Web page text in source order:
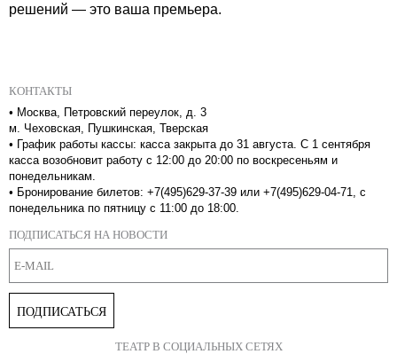
решений — это ваша премьера.
КОНТАКТЫ
• Москва, Петровский переулок, д. 3
м. Чеховская, Пушкинская, Тверская
• График работы кассы: касса закрыта до 31 августа. С 1 сентября
касса возобновит работу с 12:00 до 20:00 по воскресеньям и
понедельникам.
• Бронирование билетов: +7(495)629-37-39 или +7(495)629-04-71, с
понедельника по пятницу с 11:00 до 18:00.
ПОДПИСАТЬСЯ НА НОВОСТИ
ПОДПИСАТЬСЯ
ТЕАТР В СОЦИАЛЬНЫХ СЕТЯХ